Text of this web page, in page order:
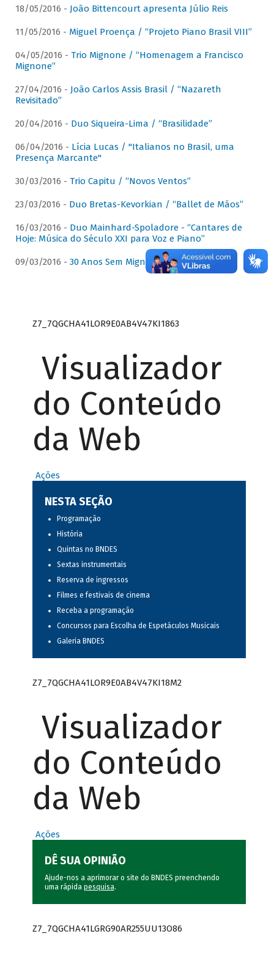
18/05/2016 - João Bittencourt apresenta Júlio Reis
11/05/2016 - Miguel Proença / “Projeto Piano Brasil VIII”
04/05/2016 - Trio Mignone / “Homenagem a Francisco
Mignone”
27/04/2016 - João Carlos Assis Brasil / “Nazareth
Revisitado”
20/04/2016 - Duo Siqueira-Lima / “Brasilidade”
06/04/2016 - Lícia Lucas / "Italianos no Brasil, uma
Presença Marcante"
30/03/2016 - Trio Capitu / “Novos Ventos”
23/03/2016 - Duo Bretas-Kevorkian / “Ballet de Mãos”
16/03/2016 - Duo Mainhard-Spoladore - “Cantares de
Hoje: Música do Século XXI para Voz e Piano”
09/03/2016 - 30 Anos Sem Mignone
Z7_7QGCHA41LOR9E0AB4V47KI1863
Visualizador
do Conteúdo
da Web
Ações
NESTA SEÇÃO
Programação
História
Quintas no BNDES
Sextas instrumentais
Reserva de ingressos
Filmes e festivais de cinema
Receba a programação
Concursos para Escolha de Espetáculos Musicais
Galeria BNDES
Z7_7QGCHA41LOR9E0AB4V47KI18M2
Visualizador
do Conteúdo
da Web
Ações
DÊ SUA OPINIÃO
Ajude-nos a aprimorar o site do BNDES preenchendo
uma rápida pesquisa.
Z7_7QGCHA41LGRG90AR255UU13O86